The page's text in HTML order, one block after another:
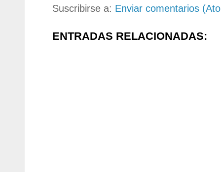
Suscribirse a: Enviar comentarios
ENTRADAS RELACIONADAS: